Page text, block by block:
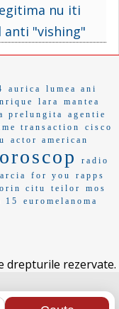
nu iti
anti "vishing"
aurica
lumea ani
lara
mantea
prelungita
agentie
transaction
cisco
actor american
radio
for you
rapps
citu teilor
mos
15 euromelanoma
drepturile rezervate.